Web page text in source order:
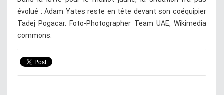
évolué : Adam Yates reste en tête devant son coéquipier
Tadej Pogacar. Foto-Photographer Team UAE, Wikimedia
commons.